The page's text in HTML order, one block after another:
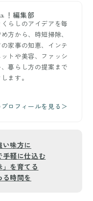
！編集部
らしのアイデアを毎
方から、時短掃除、
家事の知恵、インテ
トや美容、ファッシ
暮らし方の提案まで
ます。
ロフィールを見る＞
い味方に
軽に仕込む
を育てる
る時間を